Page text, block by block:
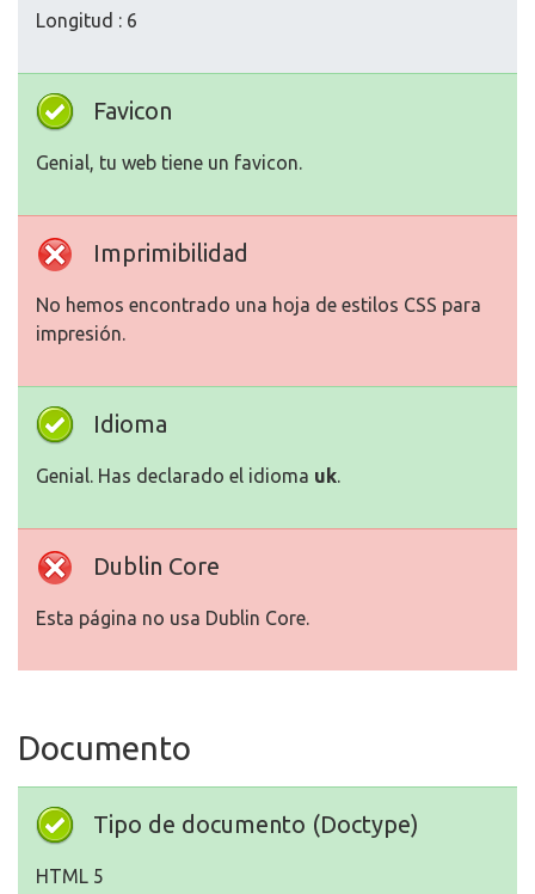
Longitud : 6
Favicon
Genial, tu web tiene un favicon.
Imprimibilidad
No hemos encontrado una hoja de estilos CSS para
impresión.
Idioma
Genial. Has declarado el idioma uk.
Dublin Core
Esta página no usa Dublin Core.
Documento
Tipo de documento (Doctype)
HTML 5